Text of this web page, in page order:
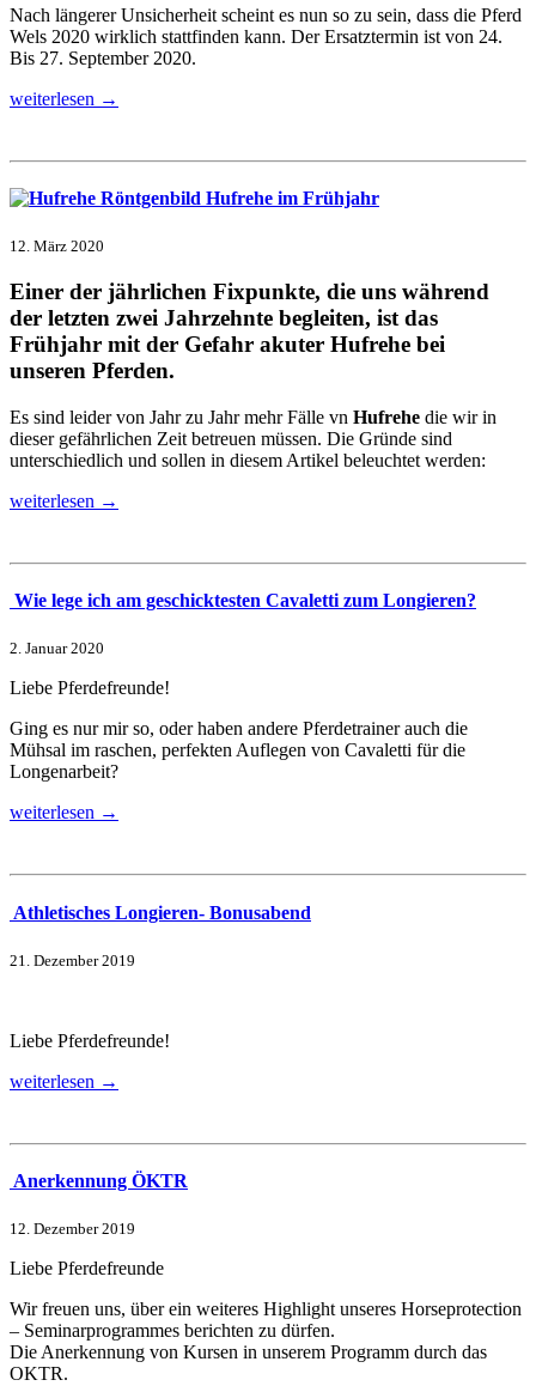
Nach längerer Unsicherheit scheint es nun so zu sein, dass die Pferd
Wels 2020 wirklich stattfinden kann. Der Ersatztermin ist von 24.
Bis 27. September 2020.
weiterlesen →
Hufrehe im Frühjahr
12. März 2020
Einer der jährlichen Fixpunkte, die uns während
der letzten zwei Jahrzehnte begleiten, ist das
Frühjahr mit der Gefahr akuter Hufrehe bei
unseren Pferden.
Es sind leider von Jahr zu Jahr mehr Fälle vn Hufrehe die wir in
dieser gefährlichen Zeit betreuen müssen. Die Gründe sind
unterschiedlich und sollen in diesem Artikel beleuchtet werden:
weiterlesen →
Wie lege ich am geschicktesten Cavaletti zum Longieren?
2. Januar 2020
Liebe Pferdefreunde!
Ging es nur mir so, oder haben andere Pferdetrainer auch die
Mühsal im raschen, perfekten Auflegen von Cavaletti für die
Longenarbeit?
weiterlesen →
Athletisches Longieren- Bonusabend
21. Dezember 2019
Liebe Pferdefreunde!
weiterlesen →
Anerkennung ÖKTR
12. Dezember 2019
Liebe Pferdefreunde
Wir freuen uns, über ein weiteres Highlight unseres Horseprotection
– Seminarprogrammes berichten zu dürfen.
Die Anerkennung von Kursen in unserem Programm durch das
OKTR.